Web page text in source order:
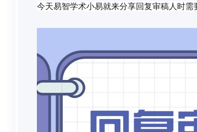
今天易智学术小易就来分享回复审稿人时